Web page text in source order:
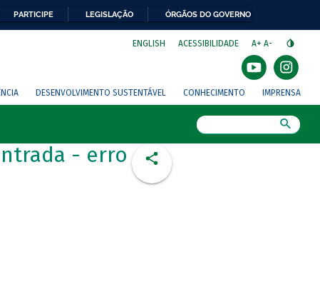
PARTICIPE LEGISLAÇÃO ÓRGÃOS DO GOVERNO
ENGLISH ACESSIBILIDADE A+ A-
DESENVOLVIMENTO SUSTENTÁVEL CONHECIMENTO IMPRENSA
- erro